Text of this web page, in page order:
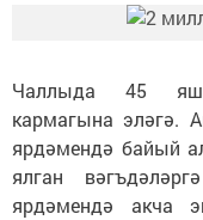
Чаллыда 45
кармагына эләгә.
ярдәмендә байый
ялган
ярдәмендә акча